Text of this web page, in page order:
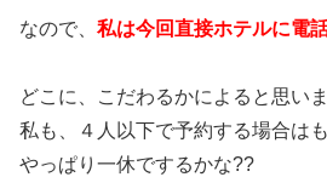
なので、 私は今回直接ホテルに電
どこに、こだわるかによると思いま
私も、４人以下で予約する場合はも
やっぱり一休でするかな??